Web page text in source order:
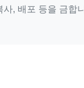
사, 배포 등을 금합